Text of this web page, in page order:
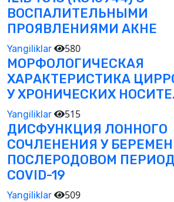
ВОСПАЛИТЕЛЬНЫМИ
ПРОЯВЛЕНИЯМИ АКНЕ
Yangiliklar 580
МОРФОЛОГИЧЕСКАЯ
ХАРАКТЕРИСТИКА
У ХРОНИЧЕСКИХ
Yangiliklar 515
ДИСФУНКЦИЯ ЛОННОГО
СОЧЛЕНЕНИЯ У
ПОСЛЕРОДОВОМ
COVID-19
Yangiliklar 509